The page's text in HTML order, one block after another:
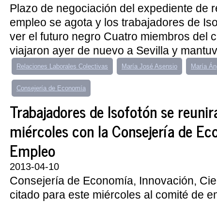
Plazo de negociación del expediente de
empleo se agota y los trabajadores de
ver el futuro negro Cuatro miembros del
viajaron ayer de nuevo a Sevilla y
Relaciones Laborales Colectivas María José Asensio María
Consejería de Economía
Trabajadores de Isofotón se
miércoles con la Consejería de
Empleo
2013-04-10
Consejería de Economía, Innovación,
citado para este miércoles al comité de